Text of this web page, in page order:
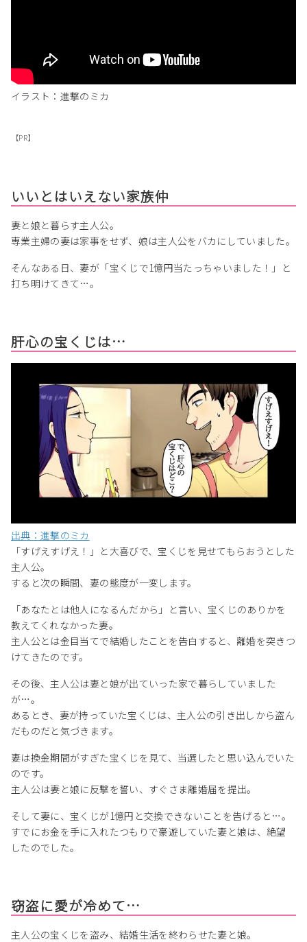
イラスト：進撃のミカ
【PR】
いいとはいえない家族仲
妻と娘と暮らす主人公。
専業主婦の妻は家事をせず、娘は主人公をバカにしていました。
そんなある日、妻が「宝くじで1億円当たっちゃいました！」と
打ち明けてきて…。
肝心の宝くじは…
出典：進撃のミカ
「すげえすげえ！」と大喜びで、宝くじを見せてもらおうとした
主人公。
すると次の瞬間、妻の態度が一変します。
「あなたとは他人になるんだから」と言い、宝くじのありかを
教えてくれなかった妻。
主人公とは金目当てで結婚したことを告白すると、離婚を突きつ
けてきたのです。
その後、主人公は妻と娘が出ていった家で暮らしていました
が…。
あるとき、妻が持っていた宝くじは、主人公の引き出しから盗ん
だものだと気づきます。
妻は換金期間がすぎた宝くじを見て、当選したと思い込んでいた
のです。
主人公は妻と娘に反撃を誓い、すぐさま離婚届を提出。
そして妻に、宝くじが1億円と交換できないことを告げると…。
すでにお金を手に入れたつもりで豪遊していた妻と娘は、絶望
したのでした。
窃盗に愛が冷めて…
主人公の宝くじを盗み、結婚生活を終わらせた妻と娘。